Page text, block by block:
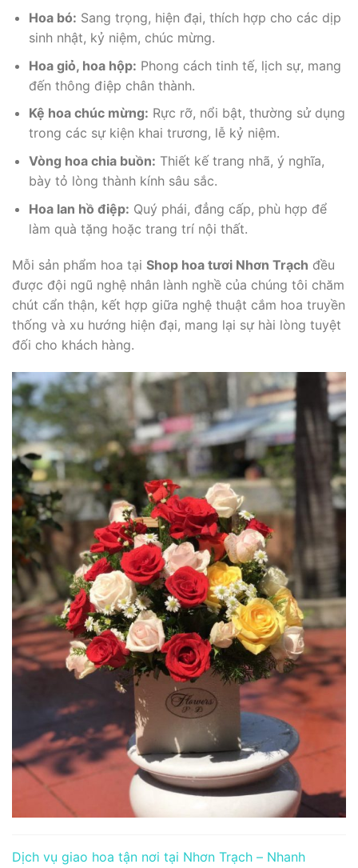
Hoa bó: Sang trọng, hiện đại, thích hợp cho các dịp
sinh nhật, kỷ niệm, chúc mừng.
Hoa giỏ, hoa hộp: Phong cách tinh tế, lịch sự, mang
đến thông điệp chân thành.
Kệ hoa chúc mừng: Rực rỡ, nổi bật, thường sử dụng
trong các sự kiện khai trương, lễ kỷ niệm.
Vòng hoa chia buồn: Thiết kế trang nhã, ý nghĩa,
bày tỏ lòng thành kính sâu sắc.
Hoa lan hồ điệp: Quý phái, đẳng cấp, phù hợp để
làm quà tặng hoặc trang trí nội thất.
Mỗi sản phẩm hoa tại Shop hoa tươi Nhơn Trạch đều
được đội ngũ nghệ nhân lành nghề của chúng tôi chăm
chút cẩn thận, kết hợp giữa nghệ thuật cắm hoa truyền
thống và xu hướng hiện đại, mang lại sự hài lòng tuyệt
đối cho khách hàng.
Dịch vụ giao hoa tận nơi tại Nhơn Trạch – Nhanh